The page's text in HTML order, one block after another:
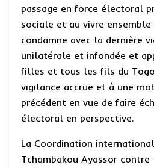
passage en force électoral
sociale et au vivre
condamne avec la dernière
unilatérale et infondée et
filles et tous les fils du
vigilance accrue et à une
précédent en vue de faire
électoral en perspective.
La Coordination
Tchambakou Ayassor